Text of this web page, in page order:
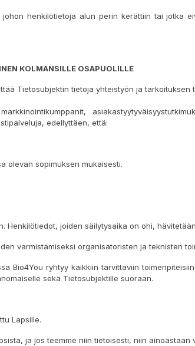
henkilötietoja alun perin kerättiin tai jotka
KOLMANSILLE OSAPUOLILLE
Tietosubjektin tietoja yhteistyön ja
edellyttäen, että:
olevan sopimuksen mukaisesti.
Henkilötiedot, joiden säilytysaika on ohi,
varmistamiseksi organisatoristen ja teknisten
Bio4You ryhtyy kaikkiin tarvittaviin
sekä Tietosubjektille suoraan.
Lapsille.
ja jos teemme niin tietoisesti, niin